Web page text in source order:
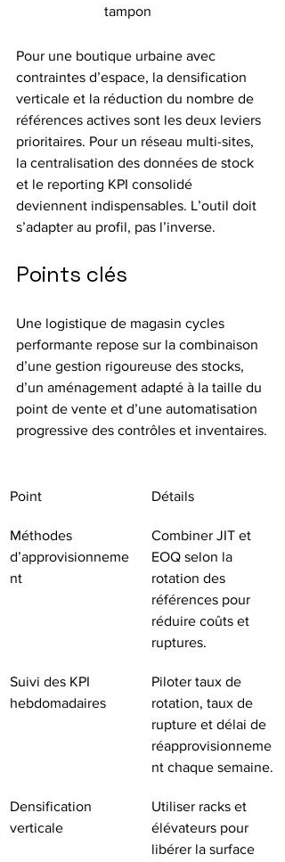
tampon
Pour une boutique urbaine avec
contraintes d’espace, la densification
verticale et la réduction du nombre de
références actives sont les deux leviers
prioritaires. Pour un réseau multi-sites,
la centralisation des données de stock
et le reporting KPI consolidé
deviennent indispensables. L’outil doit
s’adapter au profil, pas l’inverse.
Points clés
Une logistique de magasin cycles
performante repose sur la combinaison
d’une gestion rigoureuse des stocks,
d’un aménagement adapté à la taille du
point de vente et d’une automatisation
progressive des contrôles et inventaires.
Point Détails
Méthodes
d’approvisionneme
nt
Combiner JIT et
EOQ selon la
rotation des
références pour
réduire coûts et
ruptures.
Suivi des KPI
hebdomadaires
Piloter taux de
rotation, taux de
rupture et délai de
réapprovisionneme
nt chaque semaine.
Densification
verticale
Utiliser racks et
élévateurs pour
libérer la surface